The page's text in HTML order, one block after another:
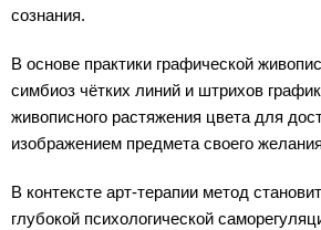
сознания.
В основе практики графической
симбиоз чётких линий и штрихов
живописного растяжения цвета для
изображением предмета своего
В контексте арт-терапии метод
глубокой психологической